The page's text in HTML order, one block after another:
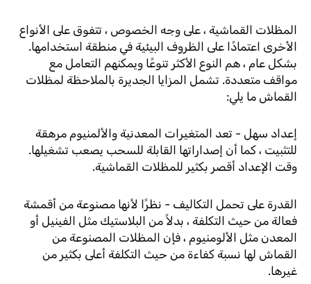
المظلات القماشية ، على وجه الخصوص ، تتفوق على الأنواع
الأخرى اعتمادًا على الظروف البيئية في منطقة استخدامها.
بشكل عام ، هم النوع الأكثر تنوعًا ويمكنهم التعامل مع
مواقف متعددة. تشمل المزايا الجديرة بالملاحظة لمظلات
القماش ما يلي:
إعداد سهل - تعد المتغيرات المعدنية والألمنيوم مرهقة
للتثبيت ، كما أن إصداراتها القابلة للسحب يصعب تشغيلها.
وقت الإعداد أقصر بكثير للمظلات القماشية.
القدرة على تحمل التكاليف - نظرًا لأنها مصنوعة من أقمشة
فعالة من حيث التكلفة ، بدلاً من البلاستيك مثل الفينيل أو
المعدن مثل الألومنيوم ، فإن المظلات المصنوعة من
القماش لها نسبة كفاءة من حيث التكلفة أعلى بكثير من
غيرها.